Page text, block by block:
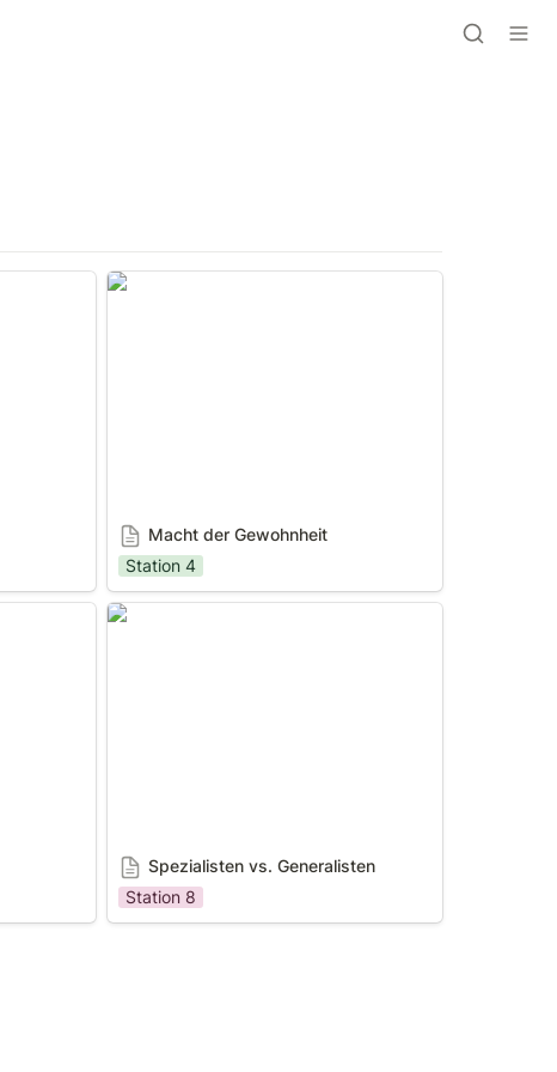
Macht der Gewohnheit
Macht der Gewohnheit
Station 4
Spezialisten vs. Generalisten
Spezialisten vs. Generalisten
Station 8